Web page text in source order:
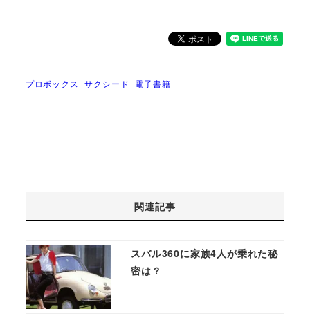
プロボックス サクシード 電子書籍
関連記事
スバル360に家族4人が乗れた秘
密は？